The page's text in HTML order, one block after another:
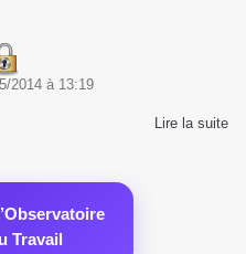
2014 à 13:19
Lire la suite
Travail